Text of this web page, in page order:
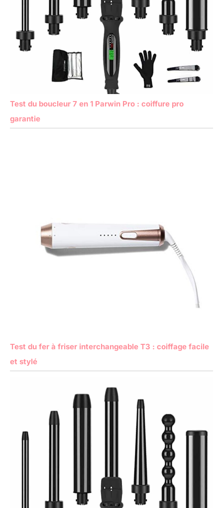
Test du boucleur 7 en 1 Parwin Pro : coiffure pro
garantie
Test du fer à friser interchangeable T3 : coiffage facile
et stylé